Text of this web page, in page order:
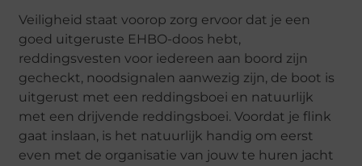
Veiligheid staat voorop zorg ervoor dat je een
goed uitgeruste EHBO-doos hebt,
reddingsvesten voor iedereen aan boord zijn
gecheckt, noodsignalen aanwezig zijn, de boot is
uitgerust met een reddingsboei en natuurlijk
met een drijvende reddingsboei. Voordat je flink
gaat inslaan, is het natuurlijk handig om eerst
even met de organisatie van jouw te huren jacht